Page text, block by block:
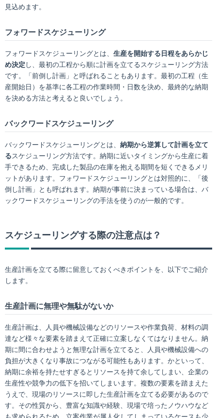
見込めます。
フォワードスケジューリング
フォワードスケジューリングとは、 生産を開始する日程をあらかじ
め決定 し、最初の工程から順に計画を立てるスケジューリング方法
です。「前倒し計画」と呼ばれることもあります。最初の工程（生
産開始日）を基準に各工程の作業時間・日数を決め、最終的な納期
を決める方法と考えると良いでしょう。
バックワードスケジューリング
バックワードスケジューリングとは、 納期から逆算して計画を立て
るスケジューリング方法です。納期に近いタイミングから生産に着
手できるため、完成した製品の在庫を抱える期間を短くできるメリ
ットがあります。フォワードスケジューリングとは対照的に、「後
倒し計画」とも呼ばれます。納期が事前に決まっている場合は、バ
ックワードスケジューリングの手法を使うのが一般的です。
スケジューリングする際の注意点は？
生産計画を立てる際に留意しておくべきポイントを、以下でご紹介
します。
生産計画に無理や無駄がないか
生産計画は、人員や機械設備などのリソースや作業負荷、材料の調
達など様々な要素を踏まえて正確に立案しなくてはなりません。納
期に間に合わせようと無理な計画を立てると、人員や機械設備への
負担が大きくなり事故につながる可能性もあります。かといって、
納期に余裕を持たせすぎるとリソースを持て余してしまい、企業の
生産性や競争力の低下を招いてしまいます。複数の要素を踏まえた
うえで、現場のリソースに即した生産計画を立てる必要があるので
す。その性質から、豊富な知識や経験、現場で培ったノウハウなど